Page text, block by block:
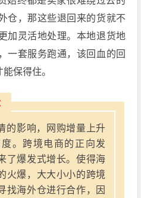
仓，那这些退回来的货就不
加灵活地处理。本地退货地
一套服务跑通，该回血的回
保得住。
的影响，网购增量上升
。跨境电商的正向发
了爆发式增长。使得海
火爆，大大小小的跨境
找海外仓进行合作，因